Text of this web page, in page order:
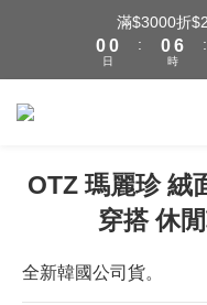
全館滿
滿$3000折
0
1
0
日
:
1
0
7
6
5
0
時
:
全館滿
OTZ 瑪麗珍 絨
穿搭 休
全新韓國公司貨。